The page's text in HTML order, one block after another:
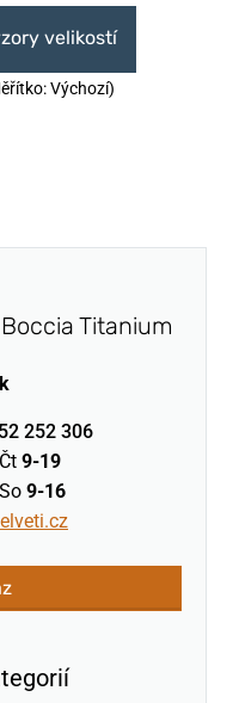
velikostí
Výchozí)
Titanium
252 306
9-19
9-16